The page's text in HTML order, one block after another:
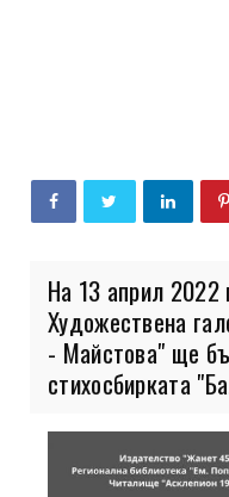
На 13 април 2022
Художествена
- Майстова" ще
стихосбирката